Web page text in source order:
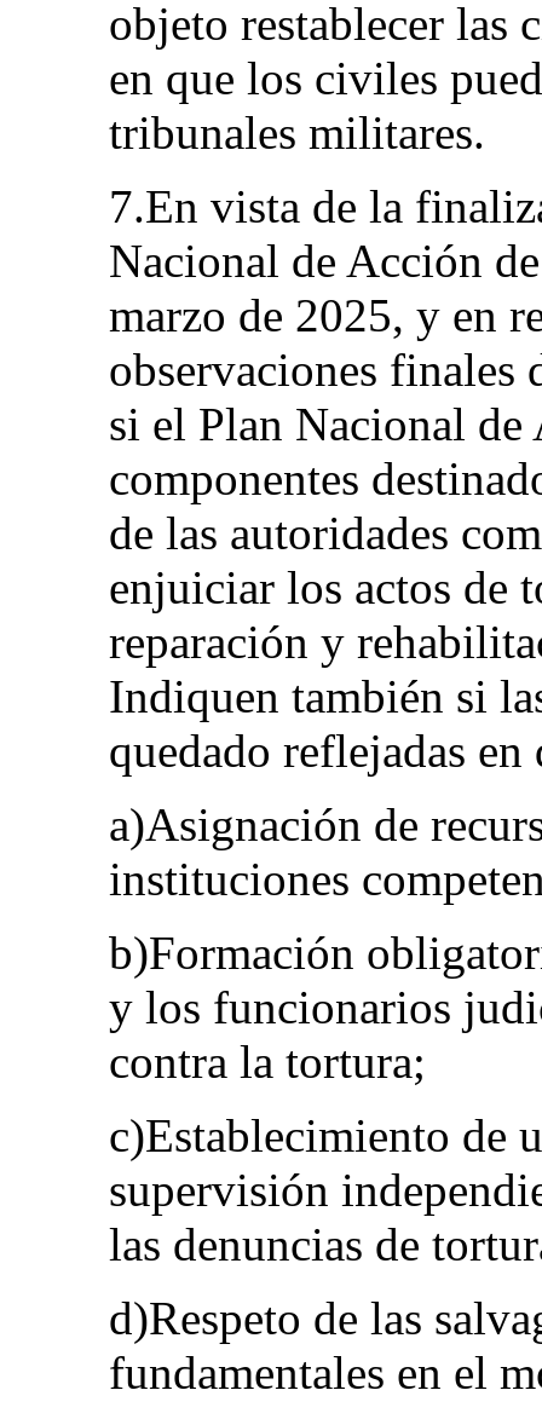
objeto restablecer las
en que los civiles
tribunales militares.
7.En vista de la
Nacional de Acción
marzo de 2025, y en
observaciones finales
si el Plan Nacional
componentes
de las autoridades
enjuiciar los actos de
reparación y
Indiquen también si
quedado reflejadas
a)Asignación de
instituciones
b)Formación
y los funcionarios
contra la tortura;
c)Establecimiento de
supervisión
las denuncias de
d)Respeto de las
fundamentales en el